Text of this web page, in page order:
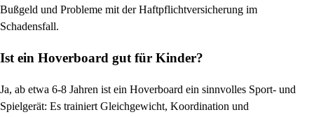
Bußgeld und Probleme mit der Haftpflichtversicherung im
Schadensfall.
Ist ein Hoverboard gut für Kinder?
Ja, ab etwa 6-8 Jahren ist ein Hoverboard ein sinnvolles Sport- und
Spielgerät: Es trainiert Gleichgewicht, Koordination und